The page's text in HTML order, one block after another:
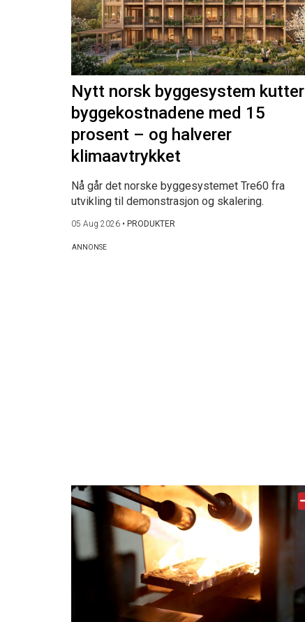
Nytt norsk byggesystem kutter
byggekostnadene med 15
prosent – og halverer
klimaavtrykket
Nå går det norske byggesystemet Tre60 fra
utvikling til demonstrasjon og skalering.
05 Aug 2026 • PRODUKTER